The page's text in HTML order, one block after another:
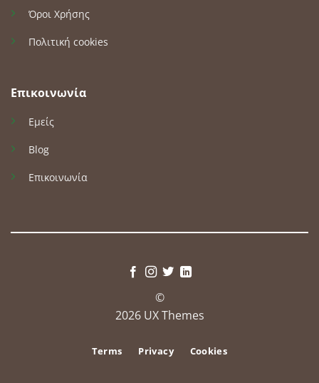
Όροι Χρήσης
Πολιτική cookies
Επικοινωνία
Εμείς
Blog
Επικοινωνία
©
2026 UX Themes
Terms Privacy Cookies